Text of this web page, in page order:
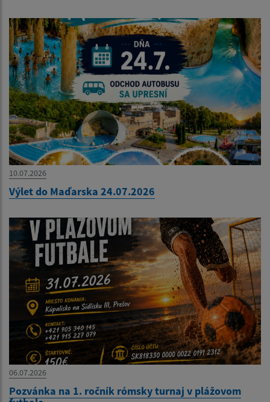
10.07.2026
Výlet do Maďarska 24.07.2026
06.07.2026
Pozvánka na 1. ročník rómsky turnaj v plážovom